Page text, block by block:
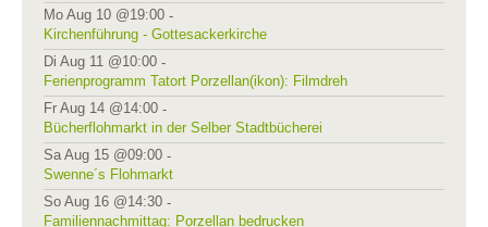
Mo Aug 10 @19:00 -
Kirchenführung - Gottesackerkirche
Di Aug 11 @10:00 -
Ferienprogramm Tatort Porzellan(ikon): Filmdreh
Fr Aug 14 @14:00 -
Bücherflohmarkt in der Selber Stadtbücherei
Sa Aug 15 @09:00 -
Swenne´s Flohmarkt
So Aug 16 @14:30 -
Familiennachmittag: Porzellan bedrucken